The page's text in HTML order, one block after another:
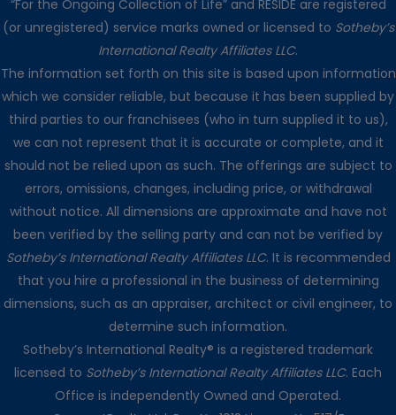
“For the Ongoing Collection of Life” and RESIDE are registered
(or unregistered) service marks owned or licensed to Sotheby’s
International Realty Affiliates LLC.
The information set forth on this site is based upon information
which we consider reliable, but because it has been supplied by
third parties to our franchisees (who in turn supplied it to us),
we can not represent that it is accurate or complete, and it
should not be relied upon as such. The offerings are subject to
errors, omissions, changes, including price, or withdrawal
without notice. All dimensions are approximate and have not
been verified by the selling party and can not be verified by
Sotheby’s International Realty Affiliates LLC. It is recommended
that you hire a professional in the business of determining
dimensions, such as an appraiser, architect or civil engineer, to
determine such information.
Sotheby’s International Realty® is a registered trademark
licensed to Sotheby’s International Realty Affiliates LLC. Each
Office is independently Owned and Operated.